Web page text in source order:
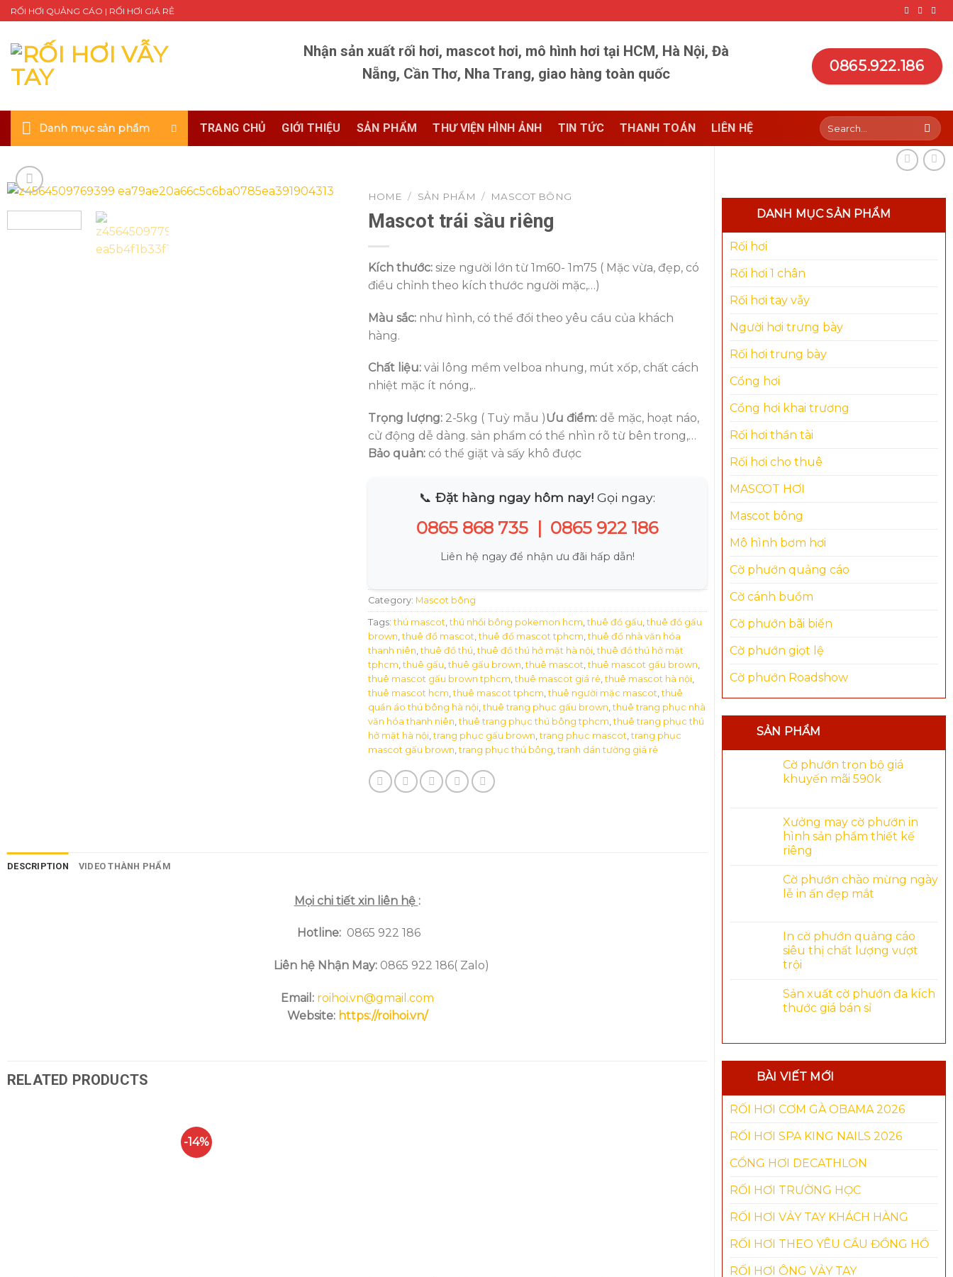
Skip
to
content
RỐI HƠI QUẢNG CÁO | RỐI HƠI GIÁ RẺ
Nhận sản xuất rối hơi, mascot hơi, mô hình hơi tại HCM, Hà Nội, Đà
Nẵng, Cần Thơ, Nha Trang, giao hàng toàn quốc
0865.922.186
Danh mục sản phẩm TRANG CHỦ GIỚI THIỆU SẢN PHẨM THƯ VIỆN HÌNH ẢNH TIN TỨC THANH TOÁN LIÊN HỆ
Search
for:
DANH MỤC SẢN PHẨM
Rối hơi
Rối hơi 1 chân
Rối hơi tay vẫy
Người hơi trưng bày
Rối hơi trưng bày
Cổng hơi
Cổng hơi khai trương
Rối hơi thần tài
Rối hơi cho thuê
MASCOT HƠI
Mascot bông
Mô hình bơm hơi
Cờ phướn quảng cáo
Cờ cánh buồm
Cờ phướn bãi biển
Cờ phướn giọt lệ
Cờ phướn Roadshow
SẢN PHẨM
Cờ phướn trọn bộ giá
khuyến mãi 590k
Xưởng may cờ phướn in
hình sản phẩm thiết kế
riêng
Cờ phướn chào mừng ngày
lễ in ấn đẹp mắt
In cờ phướn quảng cáo
siêu thị chất lượng vượt
trội
Sản xuất cờ phướn đa kích
thước giá bán sỉ
BÀI VIẾT MỚI
RỐI HƠI CƠM GÀ OBAMA 2026
RỐI HƠI SPA KING NAILS 2026
CỔNG HƠI DECATHLON
RỐI HƠI TRƯỜNG HỌC
RỐI HƠI VẢY TAY KHÁCH HÀNG
RỐI HƠI THEO YÊU CẦU ĐỒNG HỒ
RỐI HƠI ÔNG VẢY TAY
HOME / SẢN PHẨM / MASCOT BÔNG
Mascot trái sầu riêng
Kích thước:size người lớn từ 1m60- 1m75 ( Mặc vừa, đẹp, có
điều chỉnh theo kích thước người mặc,…)
Màu sắc:như hình, có thể đổi theo yêu cầu của khách
hàng.
Chất liệu:vải lông mềm velboa nhung, mút xốp, chất cách
nhiệt mặc ít nóng,..
Trọng lượng:2-5kg ( Tuỳ mẫu )Ưu điểm:dễ mặc, hoạt náo,
cử động dễ dàng. sản phẩm có thể nhìn rõ từ bên trong,…
Bảo quản:có thể giặt và sấy khô được
📞Đặt hàng ngay hôm nay! Gọi ngay:
0865 868 735 0865 922 186
Liên hệ ngay để nhận ưu đãi hấp dẫn!
Category: Mascot bông
Tags:thú mascot ,thú nhồi bông pokemon hcm ,thuê đồ gấu ,thuê đồ gấu
brown ,thuê đồ mascot ,thuê đồ mascot tphcm ,thuê đồ nhà văn hóa
thanh niên ,thuê đồ thú ,thuê đồ thú hở mặt hà nội,thuê đồ thú hở mặt
tphcm ,thuê gấu ,thuê gấu brown ,thuê mascot ,thuê mascot gấu brown
thuê mascot gấu brown tphcm ,thuê mascot giá rẻ,thuê mascot hà nội,
thuê mascot hcm ,thuê mascot tphcm ,thuê người mặc mascot ,thuê
quần áo thú bông hà nội,thuê trang phục gấu brown ,thuê trang phục nhà
văn hóa thanh niên ,thuê trang phục thú bông tphcm ,thuê trang phục thú
hở mặt hà nội,trang phục gấu brown ,trang phục mascot ,trang phục
mascot gấu brown ,trang phục thú bông ,tranh dán tường giá rẻ
DESCRIPTION VIDEO THÀNH PHẨM
Mọi chi tiết xin liên hệ :
Hotline: 0865 922 186
Liên hệ Nhận May: 0865 922 186( Zalo)
Email: roihoi.vn@gmail.com
Website: https://roihoi.vn/
RELATED PRODUCTS
-14% -14%